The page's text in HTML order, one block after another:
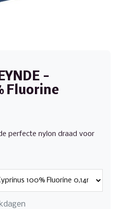
-
Fluorine
perfecte nylon draad voor